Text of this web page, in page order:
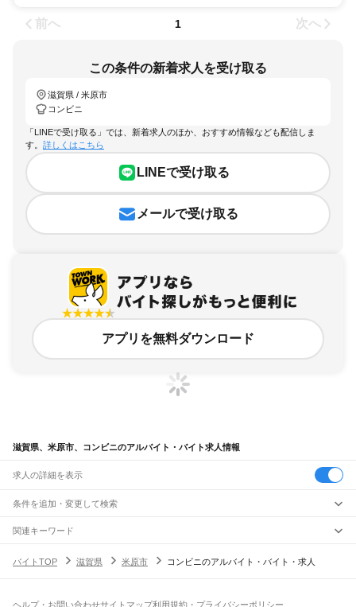
前へ 1 次へ
この条件の新着求人を受け取る
滋賀県 / 米原市
コンビニ
「LINEで受け取る」では、新着求人のほか、おすすめ情報なども配信しま
す。 詳しくはこちら
LINEで受け取る
メールで受け取る
アプリを無料ダウンロード
滋賀県、米原市、コンビニのアルバイト・バイト求人情報
求人の詳細を表示
条件を追加・変更して検索
市区町村を追加・変更
滋賀県すべて
駅を追加・変更
米原駅 坂田駅田村駅 長浜駅 虎姫駅河毛駅高月駅木ノ本駅 余呉駅
飲食・フードサービス
関連キーワード
滋賀県 米原市 品出し
滋賀県 営業・販売 コンビニ 主婦シニア
バイトTOP 滋賀県 米原市 コンビニのアルバイト・バイト・求人
ヘルプ・お問い合わせサイトマップ利用規約・プライバシーポリシー